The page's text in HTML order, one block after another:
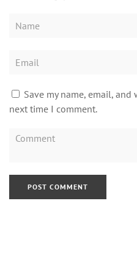
Save my name, email,
next time I comment.